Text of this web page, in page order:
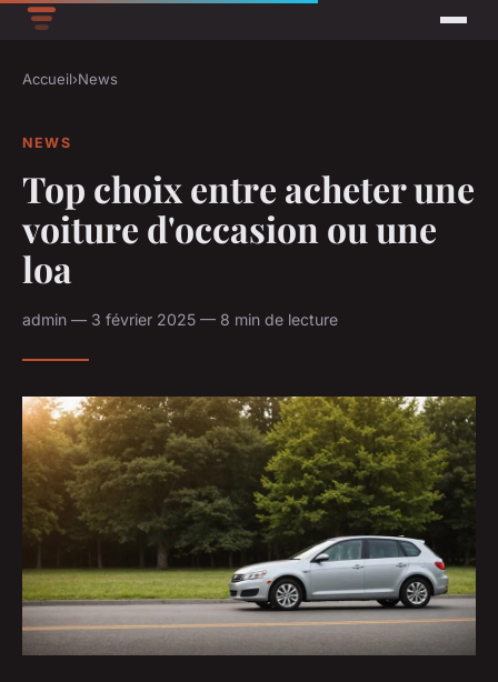
Accueil›News
NEWS
Top choix entre acheter une
voiture d'occasion ou une
loa
admin — 3 février 2025 — 8 min de lecture